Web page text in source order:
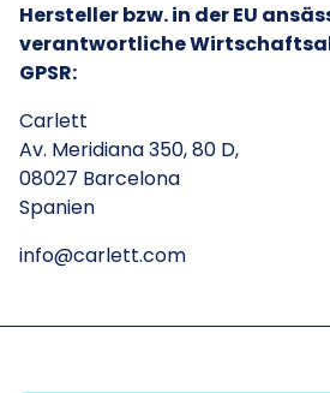
Hersteller bzw. in der EU
verantwortliche
GPSR:
Carlett
Av. Meridiana 350, 80 D,
08027 Barcelona
Spanien
info@carlett.com